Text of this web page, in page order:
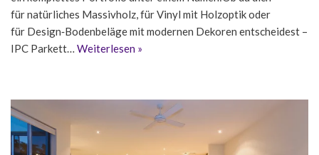
für natürliches Massivholz, für Vinyl mit Holzoptik oder
für Design‑Bodenbeläge mit modernen Dekoren entscheidest –
IPC Parkett… Weiterlesen »